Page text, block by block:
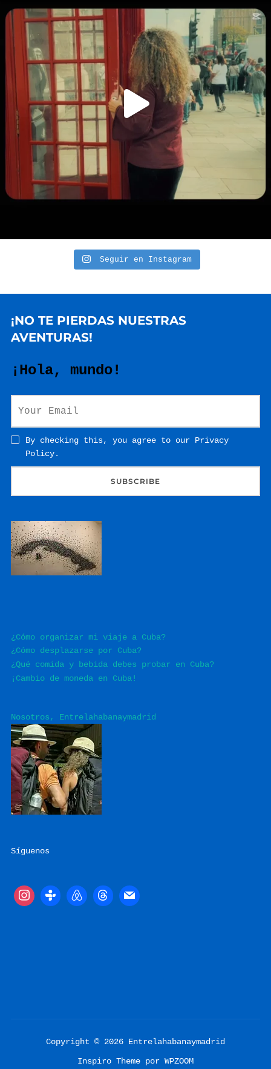
Seguir en Instagram
¡NO TE PIERDAS NUESTRAS
AVENTURAS!
¡Hola, mundo!
By checking this, you agree to our Privacy
Policy.
¿Cómo organizar mi viaje a Cuba?
¿Cómo desplazarse por Cuba?
¿Qué comida y bebida debes probar en Cuba?
¡Cambio de moneda en Cuba!
Nosotros, Entrelahabanaymadrid
Síguenos
Copyright © 2026 Entrelahabanaymadrid
Inspiro Theme por WPZOOM